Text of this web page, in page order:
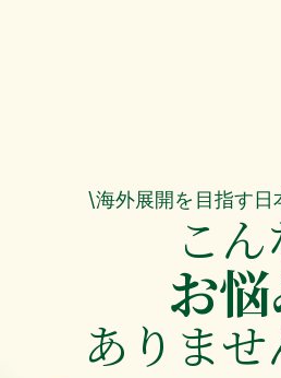
\海外展開を目指す日
こん
お
ありませ